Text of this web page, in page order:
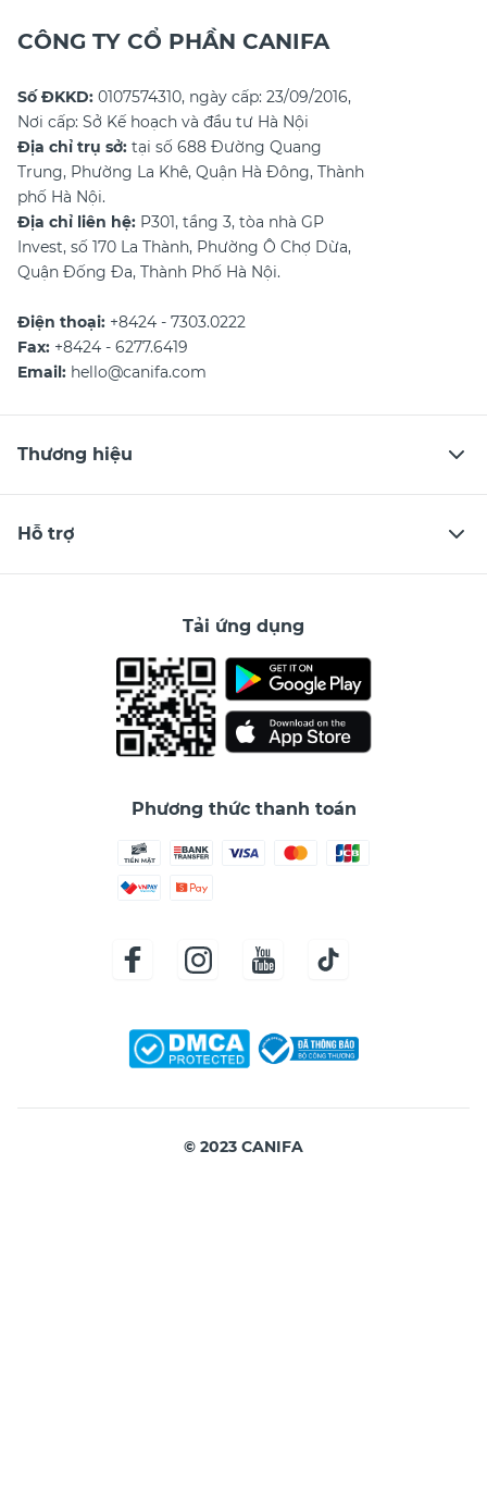
CÔNG TY CỔ PHẦN CANIFA
Số ĐKKD: 0107574310, ngày cấp: 23/09/2016,
Nơi cấp: Sở Kế hoạch và đầu tư Hà Nội
Địa chỉ trụ sở: tại số 688 Đường Quang
Trung, Phường La Khê, Quận Hà Đông, Thành
phố Hà Nội.
Địa chỉ liên hệ: P301, tầng 3, tòa nhà GP
Invest, số 170 La Thành, Phường Ô Chợ Dừa,
Quận Đống Đa, Thành Phố Hà Nội.
Điện thoại: +8424 - 7303.0222
Fax: +8424 - 6277.6419
Email: hello@canifa.com
Thương hiệu
Hỗ trợ
Tải ứng dụng
Phương thức thanh toán
© 2023 CANIFA